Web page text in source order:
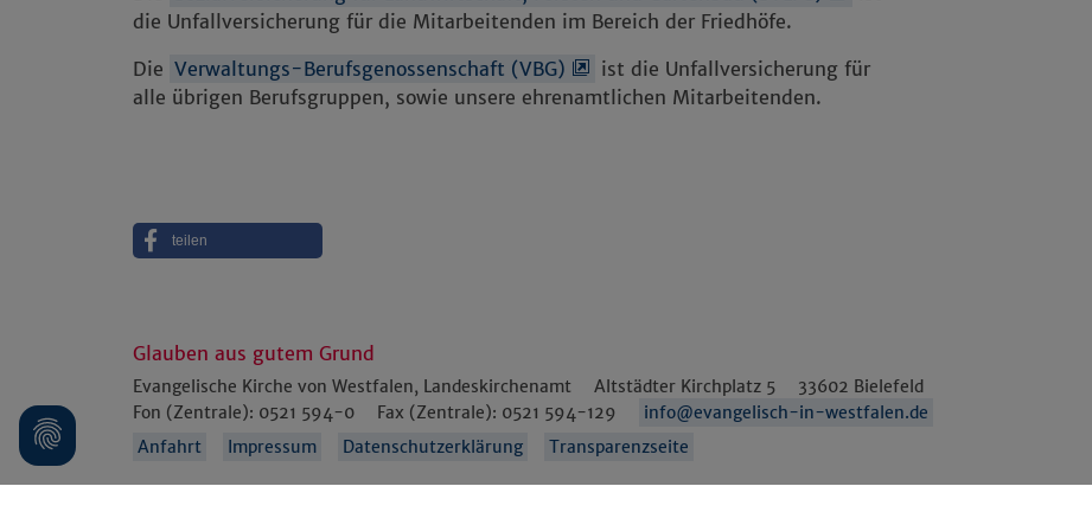
die Unfallversicherung für die Mitarbeitenden im Bereich der Friedhöfe.
Die Verwaltungs-Berufsgenossenschaft (VBG)
ist die Unfallversicherung für
alle übrigen Berufsgruppen, sowie unsere ehrenamtlichen Mitarbeitenden.
teilen
Glauben aus gutem Grund
Evangelische Kirche von Westfalen, Landeskirchenamt Altstädter Kirchplatz 5 33602 Bielefeld
Fon (Zentrale): 0521 594-0 Fax (Zentrale): 0521 594-129
info@evangelisch-in-westfalen.de
Anfahrt
Impressum Datenschutzerklärung Transparenzseite